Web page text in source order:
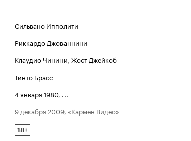
—
Сильвано Ипполити
Риккардо Джованнини
Клаудио Чинини, Жост Джейкоб
Тинто Брасс
4 января 1980, ...
9 декабря 2009, «Кармен Видео»
18+